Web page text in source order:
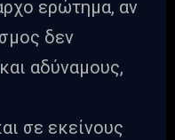
ερώτημα, αν
δεν
αδύναμους,
σε εκείνους